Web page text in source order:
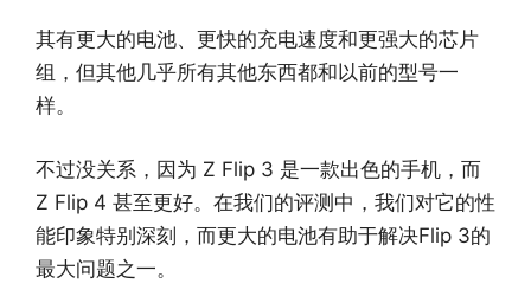
其有更大的电池、更快的充电速度和更强大的芯片
组，但其他几乎所有其他东西都和以前的型号一
样。
不过没关系，因为 Z Flip 3 是一款出色的手机，而
Z Flip 4 甚至更好。在我们的评测中，我们对它的性
能印象特别深刻，而更大的电池有助于解决Flip 3的
最大问题之一。